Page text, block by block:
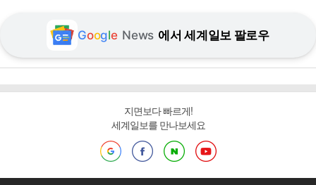
Google News 에서 세계일보 팔로우
지면보다 빠르게!
세계일보를 만나보세요